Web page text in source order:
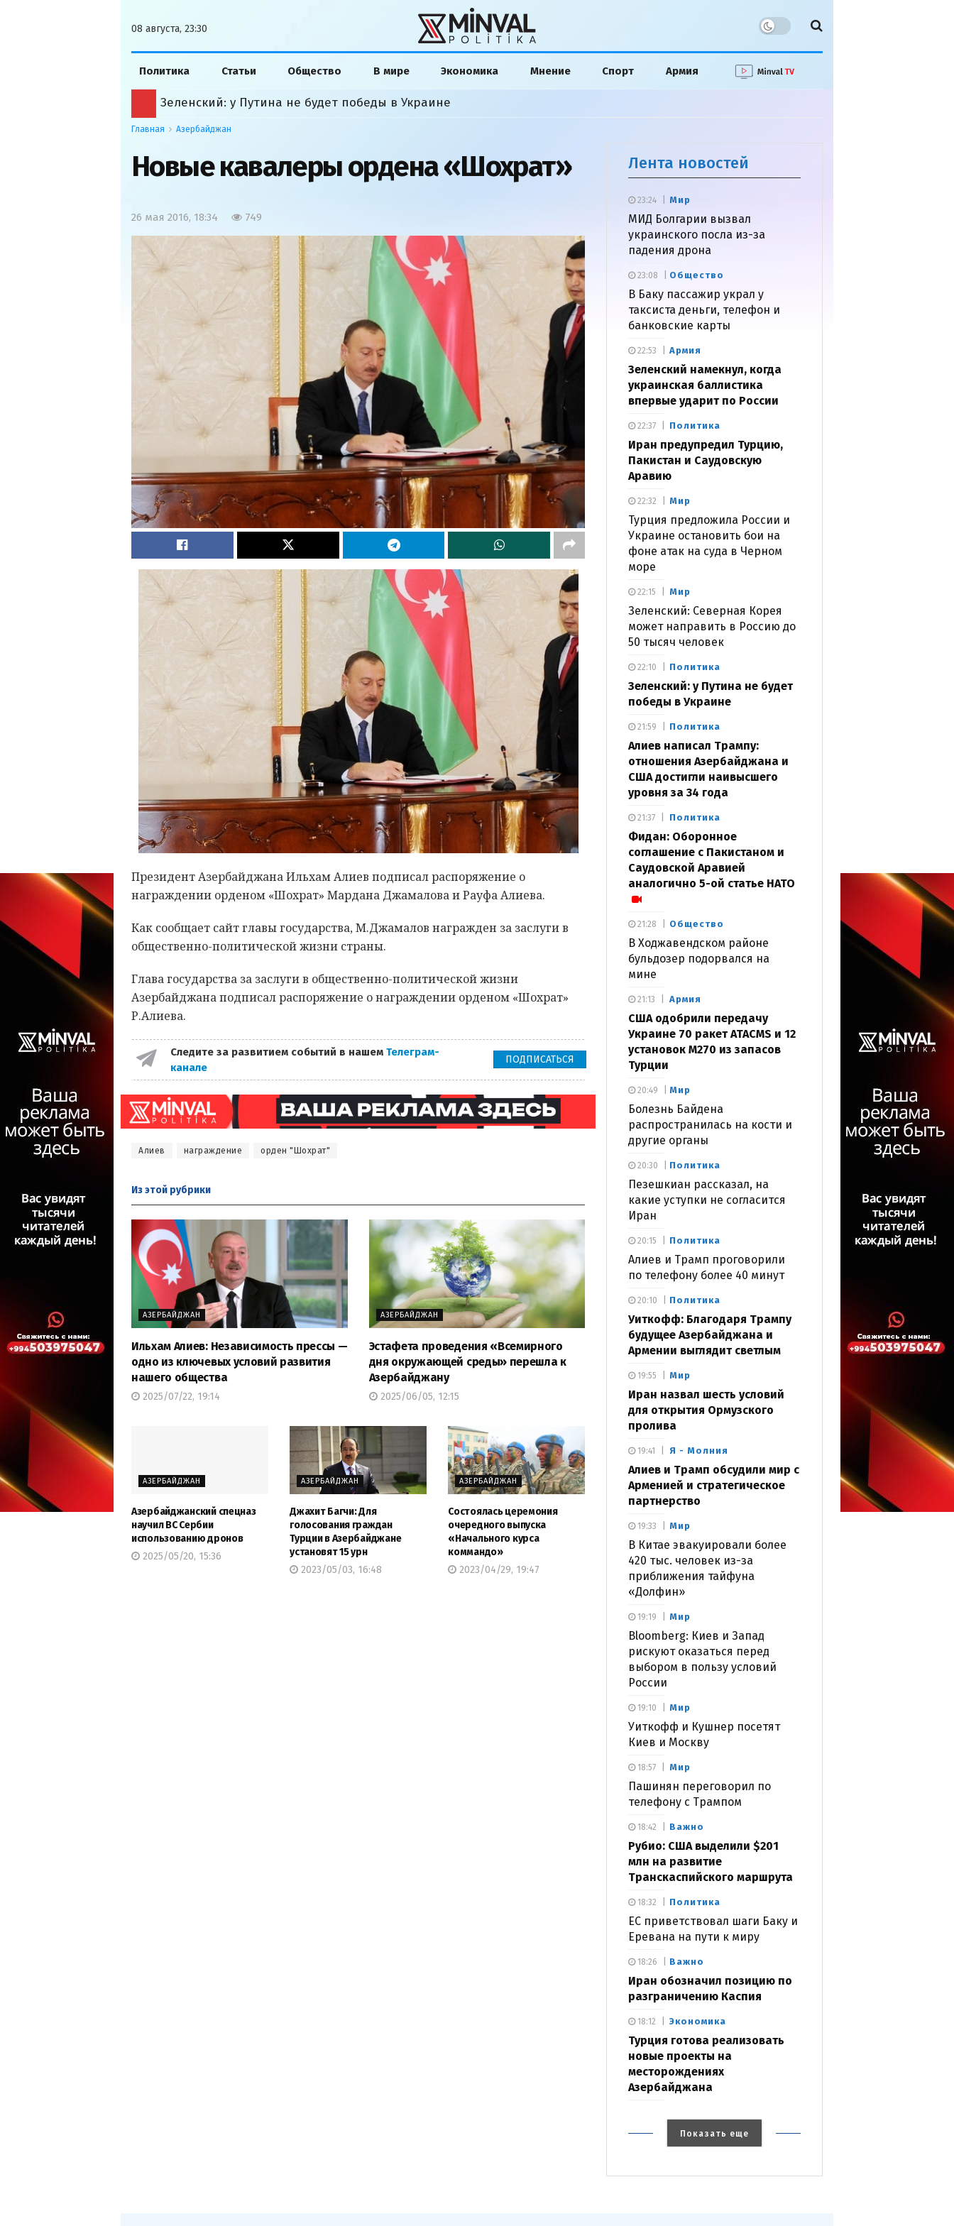
08 августа, 23:30
Политика Статьи Общество В мире Экономика Мнение Спорт Армия
Зеленский: у Путина не будет победы в Украине
Главная Азербайджан
Новые кавалеры ордена «Шохрат»
26 мая 2016, 18:34 749
Президент Азербайджана Ильхам Алиев подписал распоряжение о
награждении орденом «Шохрат» Мардана Джамалова и Рауфа Алиева.
Как сообщает сайт главы государства, М.Джамалов награжден за заслуги в
общественно-политической жизни страны.
Глава государства за заслуги в общественно-политической жизни
Азербайджана подписал распоряжение о награждении орденом «Шохрат»
Р.Алиева.
Следите за развитием событий в нашем Телеграм-
канале
ПОДПИСАТЬСЯ
Алиев награждение орден "Шохрат"
Из этой рубрики
АЗЕРБАЙДЖАН
Ильхам Алиев: Независимость прессы —
одно из ключевых условий развития
нашего общества
2025/07/22, 19:14
АЗЕРБАЙДЖАН
Эстафета проведения «Всемирного
дня окружающей среды» перешла к
Азербайджану
2025/06/05, 12:15
АЗЕРБАЙДЖАН
Азербайджанский спецназ
научил ВС Сербии
использованию дронов
2025/05/20, 15:36
АЗЕРБАЙДЖАН
Джахит Багчи: Для
голосования граждан
Турции в Азербайджане
установят 15 урн
2023/05/03, 16:48
АЗЕРБАЙДЖАН
Состоялась церемония
очередного выпуска
«Начального курса
коммандо»
2023/04/29, 19:47
Лента новостей
Мир
МИД Болгарии вызвал
украинского посла из-за
падения дрона
23:24
Общество
В Баку пассажир украл у
таксиста деньги, телефон и
банковские карты
23:08
Армия
Зеленский намекнул, когда
украинская баллистика
впервые ударит по России
22:53
Политика
Иран предупредил Турцию,
Пакистан и Саудовскую
Аравию
22:37
Мир
Турция предложила России и
Украине остановить бои на
фоне атак на суда в Черном
море
22:32
Мир
Зеленский: Северная Корея
может направить в Россию до
50 тысяч человек
22:15
Политика
Зеленский: у Путина не будет
победы в Украине
22:10
Политика
Алиев написал Трампу:
отношения Азербайджана и
США достигли наивысшего
уровня за 34 года
21:59
Политика
Фидан: Оборонное
соглашение с Пакистаном и
Саудовской Аравией
аналогично 5-ой статье НАТО
21:37
Общество
В Ходжавендском районе
бульдозер подорвался на
мине
21:28
Армия
США одобрили передачу
Украине 70 ракет ATACMS и 12
установок M270 из запасов
Турции
21:13
Мир
Болезнь Байдена
распространилась на кости и
другие органы
20:49
Политика
Пезешкиан рассказал, на
какие уступки не согласится
Иран
20:30
Политика
Алиев и Трамп проговорили
по телефону более 40 минут
20:15
Политика
Уиткофф: Благодаря Трампу
будущее Азербайджана и
Армении выглядит светлым
20:10
Мир
Иран назвал шесть условий
для открытия Ормузского
пролива
19:55
Я - Молния
Алиев и Трамп обсудили мир с
Арменией и стратегическое
партнерство
19:41
Мир
В Китае эвакуировали более
420 тыс. человек из-за
приближения тайфуна
«Долфин»
19:33
Мир
Bloomberg: Киев и Запад
рискуют оказаться перед
выбором в пользу условий
России
19:19
Мир
Уиткофф и Кушнер посетят
Киев и Москву
19:10
Мир
Пашинян переговорил по
телефону с Трампом
18:57
Важно
Рубио: США выделили $201
млн на развитие
Транскаспийского маршрута
18:42
Политика
ЕС приветствовал шаги Баку и
Еревана на пути к миру
18:32
Важно
Иран обозначил позицию по
разграничению Каспия
18:26
Экономика
Турция готова реализовать
новые проекты на
месторождениях
Азербайджана
18:12
Показать еще